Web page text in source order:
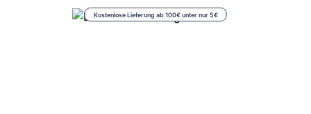
Kostenlose Lieferung ab 100€ unter nur 5€